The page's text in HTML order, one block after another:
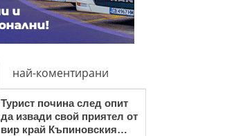
най-коментирани
Турист почина след опит
да извади свой приятел от
вир край Къпиновския